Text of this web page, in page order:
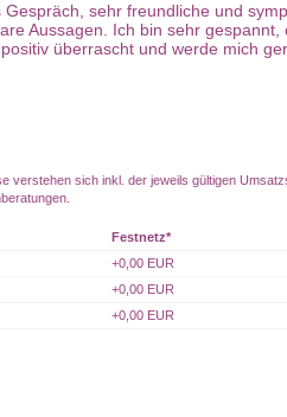
Gespräch, sehr freundliche und
Aussagen. Ich bin sehr
überrascht und werde mich
verstehen sich inkl. der jeweils gültigen
Festnetz*
+0,00 EUR
+0,00 EUR
+0,00 EUR